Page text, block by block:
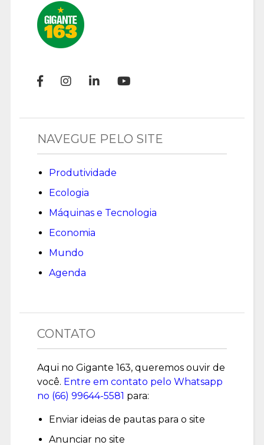
NAVEGUE PELO SITE
Produtividade
Ecologia
Máquinas e Tecnologia
Economia
Mundo
Agenda
CONTATO
Aqui no Gigante 163, queremos ouvir de
você. Entre em contato pelo Whatsapp
no (66) 99644-5581 para:
Enviar ideias de pautas para o site
Anunciar no site